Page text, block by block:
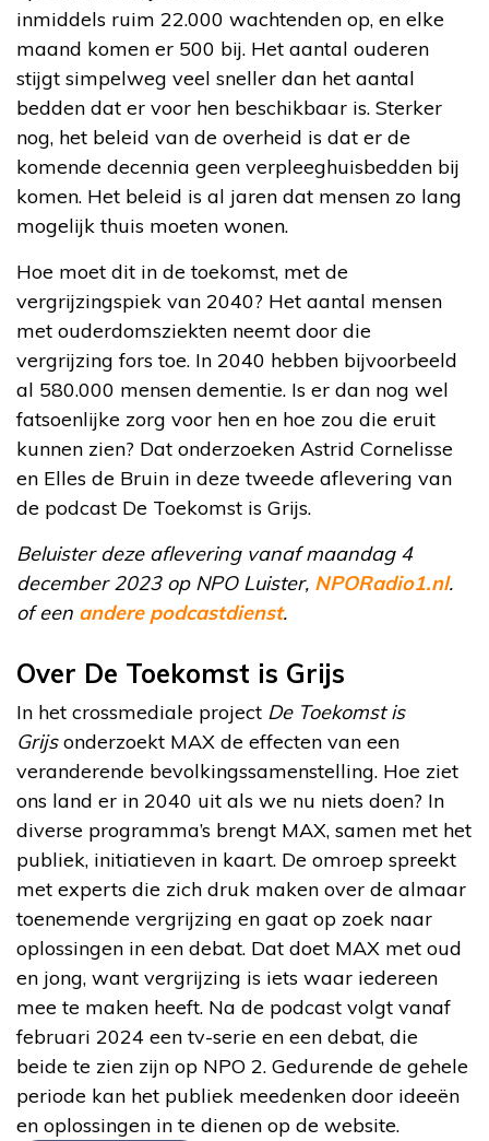
inmiddels ruim 22.000 wachtenden op, en elke
maand komen er 500 bij. Het aantal ouderen
stijgt simpelweg veel sneller dan het aantal
bedden dat er voor hen beschikbaar is. Sterker
nog, het beleid van de overheid is dat er de
komende decennia geen verpleeghuisbedden bij
komen. Het beleid is al jaren dat mensen zo lang
mogelijk thuis moeten wonen.
Hoe moet dit in de toekomst, met de
vergrijzingspiek van 2040? Het aantal mensen
met ouderdomsziekten neemt door die
vergrijzing fors toe. In 2040 hebben bijvoorbeeld
al 580.000 mensen dementie. Is er dan nog wel
fatsoenlijke zorg voor hen en hoe zou die eruit
kunnen zien? Dat onderzoeken Astrid Cornelisse
en Elles de Bruin in deze tweede aflevering van
de podcast De Toekomst is Grijs.
Beluister deze aflevering vanaf maandag 4
december 2023 op NPO Luister, NPORadio1.nl.
of een andere podcastdienst.
Over De Toekomst is Grijs
In het crossmediale project De Toekomst is
Grijsonderzoekt MAX de effecten van een
veranderende bevolkingssamenstelling. Hoe ziet
ons land er in 2040 uit als we nu niets doen? In
diverse programma’s brengt MAX, samen met het
publiek, initiatieven in kaart. De omroep spreekt
met experts die zich druk maken over de almaar
toenemende vergrijzing en gaat op zoek naar
oplossingen in een debat. Dat doet MAX met oud
en jong, want vergrijzing is iets waar iedereen
mee te maken heeft. Na de podcast volgt vanaf
februari 2024 een tv-serie en een debat, die
beide te zien zijn op NPO 2. Gedurende de gehele
periode kan het publiek meedenken door ideeën
en oplossingen in te dienen op de website.